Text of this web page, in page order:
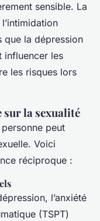
sensible. La
que la dépression
influencer les
les risques lors
sur la sexualité
personne peut
Voici
réciproque :
l’anxiété
(TSPT)